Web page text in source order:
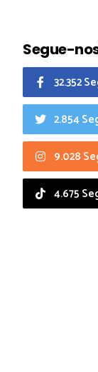
Segue-
32.352
2.854
9.028
4.675